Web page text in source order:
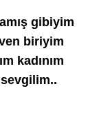
gibiyim
biriyim
kadınım